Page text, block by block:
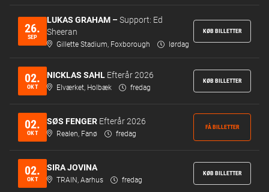
26.
SEP
LUKAS GRAHAM – Support: Ed
Sheeran
Gillette Stadium, Foxborough lørdag
KØB BILLETTER
02.
OKT
NICKLAS SAHL Efterår 2026
Elværket, Holbæk fredag
KØB BILLETTER
02.
OKT
SØS FENGER Efterår 2026
Realen, Fanø fredag
FÅ BILLETTER
02.
OKT
SIRA JOVINA
TRAIN, Aarhus fredag
KØB BILLETTER